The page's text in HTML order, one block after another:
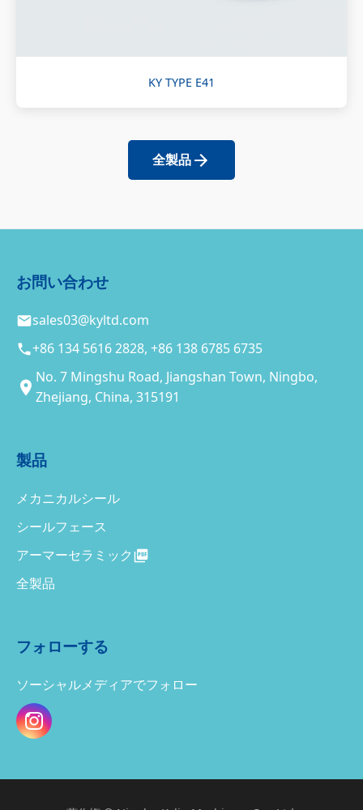
KY TYPE E41
全製品
お問い合わせ
sales03@kyltd.com
+86 134 5616 2828, +86 138 6785 6735
No. 7 Mingshu Road, Jiangshan Town, Ningbo,
Zhejiang, China, 315191
製品
メカニカルシール
シールフェース
アーマーセラミック
全製品
フォローする
ソーシャルメディアでフォロー